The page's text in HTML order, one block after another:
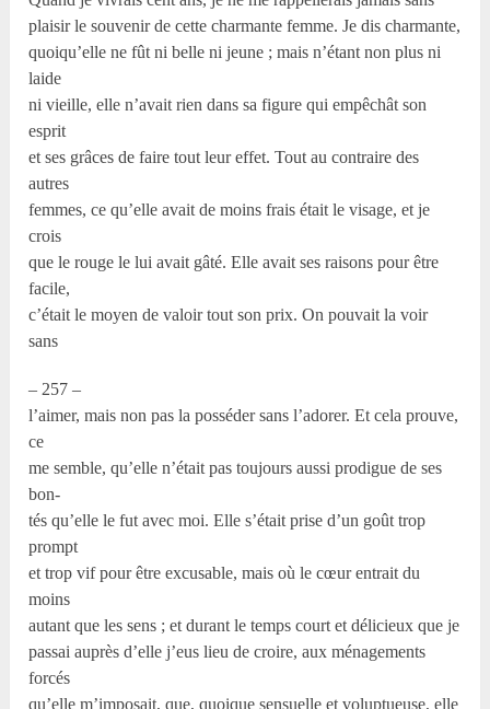
plaisir le souvenir de cette charmante femme. Je dis charmante,
quoiqu’elle ne fût ni belle ni jeune ; mais n’étant non plus ni
laide
ni vieille, elle n’avait rien dans sa figure qui empêchât son
esprit
et ses grâces de faire tout leur effet. Tout au contraire des
autres
femmes, ce qu’elle avait de moins frais était le visage, et je
crois
que le rouge le lui avait gâté. Elle avait ses raisons pour être
facile,
c’était le moyen de valoir tout son prix. On pouvait la voir
sans
– 257 –
l’aimer, mais non pas la posséder sans l’adorer. Et cela prouve,
ce
me semble, qu’elle n’était pas toujours aussi prodigue de ses
bon-
tés qu’elle le fut avec moi. Elle s’était prise d’un goût trop
prompt
et trop vif pour être excusable, mais où le cœur entrait du
moins
autant que les sens ; et durant le temps court et délicieux que je
passai auprès d’elle j’eus lieu de croire, aux ménagements
forcés
qu’elle m’imposait, que, quoique sensuelle et voluptueuse, elle